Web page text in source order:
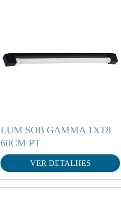
LUM SOB GAMMA 1XT8
60CM PT
VER DETALHES